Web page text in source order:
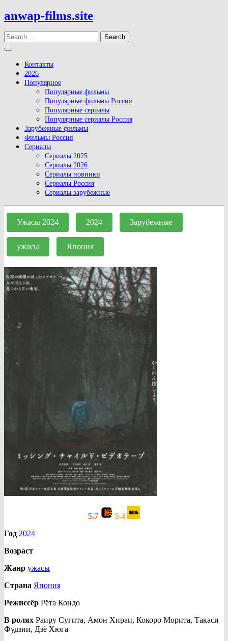
Skip
to
content
anwap-films.site
Search
Open
Button
Контакты
2026
Популярное
Популярные фильмы
Популярные фильмы Россия
Популярные сериалы
Популярные сериалы Россия
Зарубежные фильмы
Фильмы Россия
Сериалы
Сериалы 2025
Сериалы 2026
Сериалы новинки
Сериалы Россия
Сериалы зарубежные
Close
Button
Ужасы 2024 2024 Зарубежные
ужасы Япония
5.7
5.4
Год 2024
Возраст
Жанр ужасы
Страна Япония
Режиссёр Рёта Кондо
В ролях Раиру Сугита, Амон Хираи, Кокоро Морита, Такаси
Фудзии, Дзё Хюга